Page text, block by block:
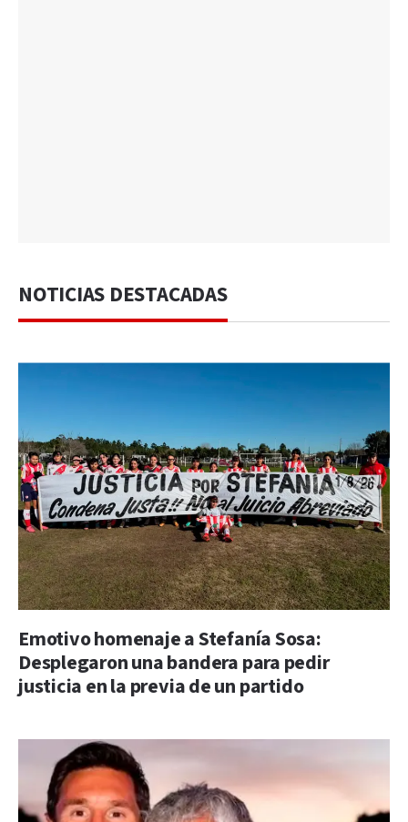
NOTICIAS DESTACADAS
Emotivo homenaje a Stefanía Sosa:
Desplegaron una bandera para pedir
justicia en la previa de un partido